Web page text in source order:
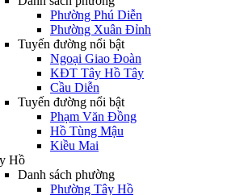
Phường Phú Diễn
Phường Xuân Đỉnh
Tuyến đường nổi bật
Ngoại Giao Đoàn
KĐT Tây Hồ Tây
Cầu Diễn
Tuyến đường nổi bật
Phạm Văn Đồng
Hồ Tùng Mậu
Kiều Mai
Hồ
Danh sách phường
Phường Tây Hồ